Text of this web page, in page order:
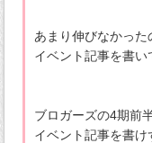
あまり伸びなかった
イベント記事を書い
ブロガーズの4期前
イベント記事を書け